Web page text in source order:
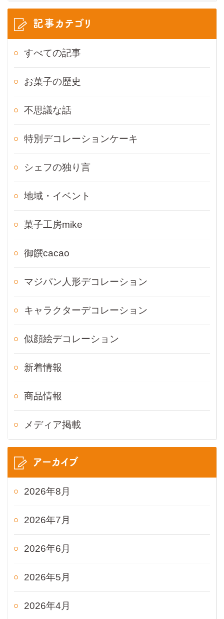
記事カテゴリ
すべての記事
お菓子の歴史
不思議な話
特別デコレーションケーキ
シェフの独り言
地域・イベント
菓子工房mike
御饌cacao
マジパン人形デコレーション
キャラクターデコレーション
似顔絵デコレーション
新着情報
商品情報
メディア掲載
アーカイブ
2026年8月
2026年7月
2026年6月
2026年5月
2026年4月